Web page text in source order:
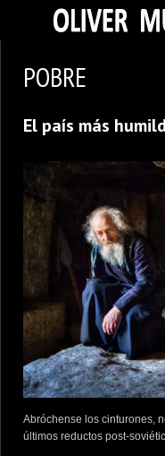
FOTOGRAFIAS
CONTACTO
POBRE
El país más
Abróchense los cinturones,
últimos reductos post-